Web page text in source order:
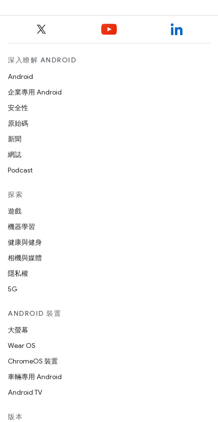
深入瞭解 ANDROID
Android
企業專用 Android
安全性
原始碼
新聞
網誌
Podcast
探索
遊戲
機器學習
健康與健身
相機與媒體
隱私權
5G
ANDROID 裝置
大螢幕
Wear OS
ChromeOS 裝置
車輛專用 Android
Android TV
版本